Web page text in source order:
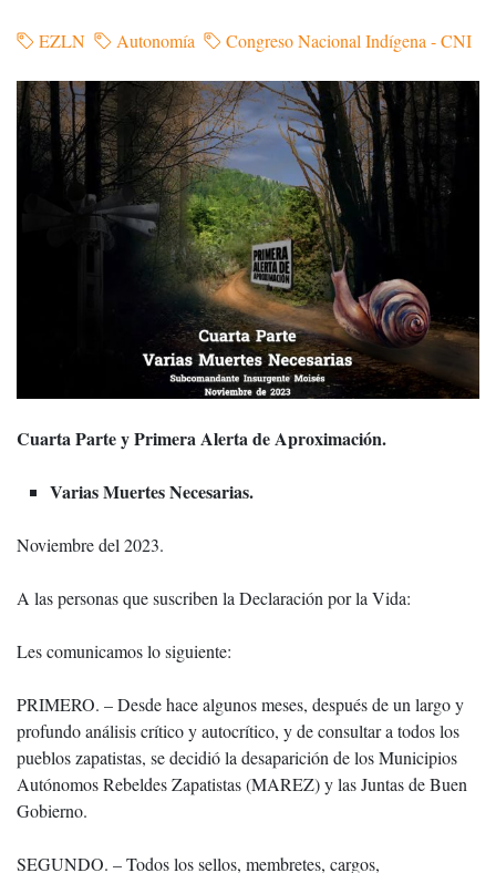
EZLN Autonomía Congreso Nacional Indígena - CNI
Cuarta Parte y Primera Alerta de Aproximación.
Varias Muertes Necesarias.
Noviembre del 2023.
A las personas que suscriben la Declaración por la Vida:
Les comunicamos lo siguiente:
PRIMERO. – Desde hace algunos meses, después de un largo y
profundo análisis crítico y autocrítico, y de consultar a todos los
pueblos zapatistas, se decidió la desaparición de los Municipios
Autónomos Rebeldes Zapatistas (MAREZ) y las Juntas de Buen
Gobierno.
SEGUNDO. – Todos los sellos, membretes, cargos,